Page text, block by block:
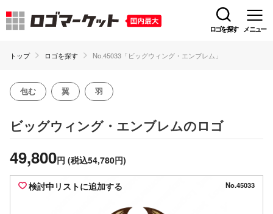
ロゴを探す メニュー
トップ ロゴを探す No.45033「ビッグウィング・エンブレム」
包む 翼 羽
ビッグウィング・エンブレムのロゴ
49,800円 (税込54,780円)
検討中リストに追加する No.45033